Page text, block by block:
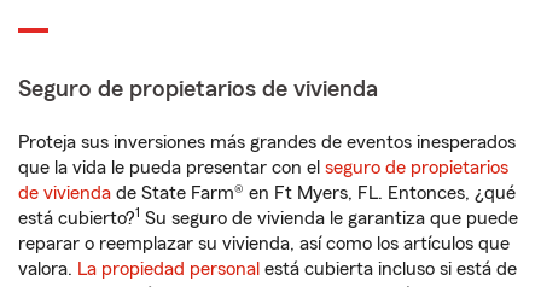
Seguro de propietarios de vivienda
Proteja sus inversiones más grandes de eventos inesperados
que la vida le pueda presentar con el seguro de propietarios
de vivienda de State Farm® en Ft Myers, FL. Entonces, ¿qué
está cubierto?1 Su seguro de vivienda le garantiza que puede
reparar o reemplazar su vivienda, así como los artículos que
valora. La propiedad personal está cubierta incluso si está de